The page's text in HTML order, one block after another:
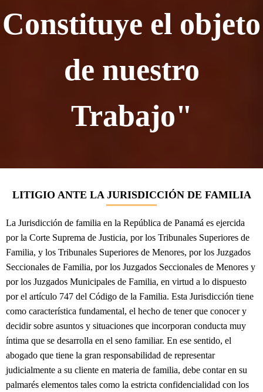
Constituye el objeto
de nuestro
Trabajo"
LITIGIO ANTE LA JURISDICCIÓN DE FAMILIA
La Jurisdicción de familia en la República de Panamá es ejercida
por la Corte Suprema de Justicia, por los Tribunales Superiores de
Familia, y los Tribunales Superiores de Menores, por los Juzgados
Seccionales de Familia, por los Juzgados Seccionales de Menores y
por los Juzgados Municipales de Familia, en virtud a lo dispuesto
por el artículo 747 del Código de la Familia. Esta Jurisdicción tiene
como característica fundamental, el hecho de tener que conocer y
decidir sobre asuntos y situaciones que incorporan conducta muy
íntima que se desarrolla en el seno familiar. En ese sentido, el
abogado que tiene la gran responsabilidad de representar
judicialmente a su cliente en materia de familia, debe contar en su
palmarés elementos tales como la estricta confidencialidad con los